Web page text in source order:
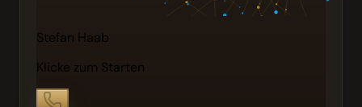
Stefan Haab
Klicke zum Starten